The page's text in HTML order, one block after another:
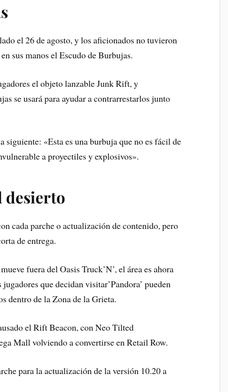
el 26 de agosto, y los aficionados no tuvieron
sus manos el Escudo de Burbujas.
el objeto lanzable Junk Rift, y
se usará para ayudar a contrarrestarlos junto
«Esta es una burbuja que no es fácil de
a proyectiles y explosivos».
desierto
cada parche o actualización de contenido, pero
de entrega.
fuera del Oasis Truck’N’, el área es ahora
que decidan visitar’Pandora’ pueden
dentro de la Zona de la Grieta.
el Rift Beacon, con Neo Tilted
Mall volviendo a convertirse en Retail Row.
para la actualización de la versión 10.20 a